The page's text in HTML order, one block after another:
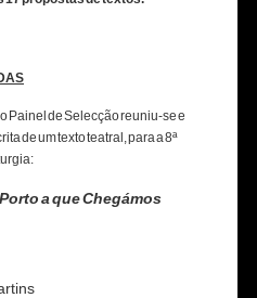
Painel de Selecção reuniu-se e
de um texto teatral, para a 8ª
a que Chegámos